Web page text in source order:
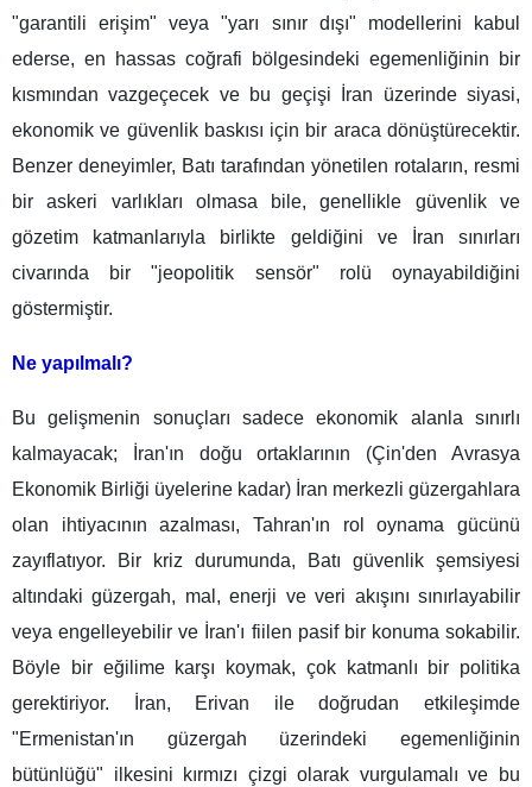
"garantili erişim" veya "yarı sınır dışı" modellerini kabul
ederse, en hassas coğrafi bölgesindeki egemenliğinin bir
kısmından vazgeçecek ve bu geçişi İran üzerinde siyasi,
ekonomik ve güvenlik baskısı için bir araca dönüştürecektir.
Benzer deneyimler, Batı tarafından yönetilen rotaların, resmi
bir askeri varlıkları olmasa bile, genellikle güvenlik ve
gözetim katmanlarıyla birlikte geldiğini ve İran sınırları
civarında bir "jeopolitik sensör" rolü oynayabildiğini
göstermiştir.
Ne yapılmalı?
Bu gelişmenin sonuçları sadece ekonomik alanla sınırlı
kalmayacak; İran'ın doğu ortaklarının (Çin'den Avrasya
Ekonomik Birliği üyelerine kadar) İran merkezli güzergahlara
olan ihtiyacının azalması, Tahran'ın rol oynama gücünü
zayıflatıyor. Bir kriz durumunda, Batı güvenlik şemsiyesi
altındaki güzergah, mal, enerji ve veri akışını sınırlayabilir
veya engelleyebilir ve İran'ı fiilen pasif bir konuma sokabilir.
Böyle bir eğilime karşı koymak, çok katmanlı bir politika
gerektiriyor. İran, Erivan ile doğrudan etkileşimde
"Ermenistan'ın güzergah üzerindeki egemenliğinin
bütünlüğü" ilkesini kırmızı çizgi olarak vurgulamalı ve bu